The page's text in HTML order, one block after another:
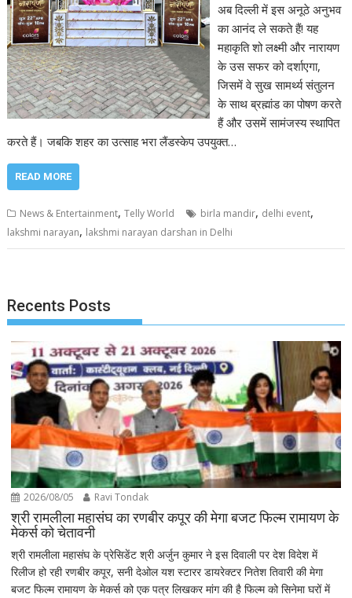
अब दिल्ली में इस अनूठे अनुभव
का आनंद ले सकते हैं! यह
महाकृति शो लक्ष्मी और नारायण
के उस सफर को दर्शाएगा,
जिसमें वे सुख सामर्थ्य संतुलन
के साथ ब्रह्मांड का पोषण करते
हैं और उसमें सामंजस्य स्थापित
करते हैं। जबकि शहर का उत्साह भरा लैंडस्केप उपयुक्त…
READ MORE
News & Entertainment,Telly World birla mandir, delhi event,
lakshmi narayan, lakshmi narayan darshan in Delhi
Recents Posts
2026/08/05 Ravi Tondak
श्री रामलीला महासंघ का रणबीर कपूर की मेगा बजट फिल्म रामायण के
मेकर्स को चेतावनी
श्री रामलीला महासंघ के प्रेसिडेंट श्री अर्जुन कुमार ने इस दिवाली पर देश विदेश में
रिलीज हो रही रणबीर कपूर, सनी देओल यश स्टारर डायरेक्टर नितेश तिवारी की मेगा
बजट फिल्म रामायण के मेकर्स को एक पत्र लिखकर मांग की है फिल्म को सिनेमा घरों में